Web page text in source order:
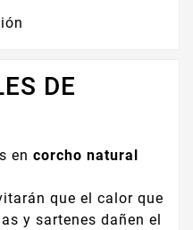
DE
en corcho natural
que el calor que
y sartenes dañen el